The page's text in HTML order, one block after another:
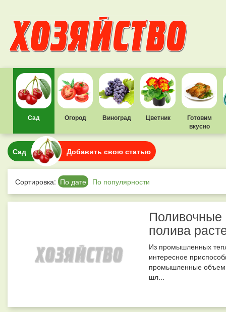
Сад Огород Виноград Цветник
Готовим
вкусно
Сад Добавить свою статью
Сортировка: По дате По популярности
полива
Из промышленных
интересное
промышленные
шл...